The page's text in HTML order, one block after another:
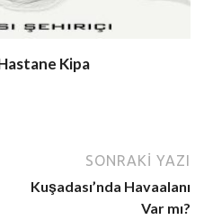
Kipa
SONRAKI YAZI
Kuşadası’nda Havaalanı
Var mı?